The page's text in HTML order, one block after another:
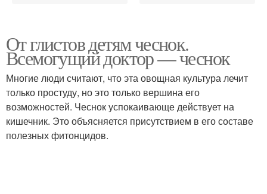
От глистов детям чеснок.
Всемогущий доктор — чеснок
Многие люди считают, что эта овощная культура лечит
только простуду, но это только вершина его
возможностей. Чеснок успокаивающе действует на
кишечник. Это объясняется присутствием в его составе
полезных фитонцидов.